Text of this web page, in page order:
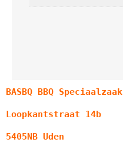
BASBQ BBQ Speciaalzaak
Loopkantstraat 14b
5405NB Uden